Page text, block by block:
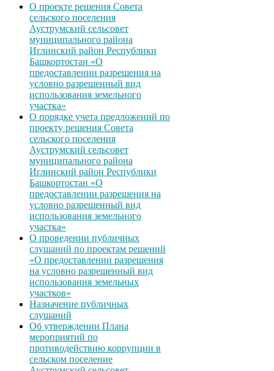
О проекте решения Совета
сельского поселения
Ауструмский сельсовет
муниципального района
Иглинский район Республики
Башкортостан «О
предоставлении разрешения на
условно разрешенный вид
использования земельного
участка»
О порядке учета предложений по
проекту решения Совета
сельского поселения
Ауструмский сельсовет
муниципального района
Иглинский район Республики
Башкортостан «О
предоставлении разрешения на
условно разрешенный вид
использования земельного
участка»
О проведении публичных
слушаний по проектам решений
«О предоставлении разрешения
на условно разрешенный вид
использования земельных
участков»
Назначение публичных
слушаний
Об утверждении Плана
мероприятий по
противодействию коррупции в
сельском поселение